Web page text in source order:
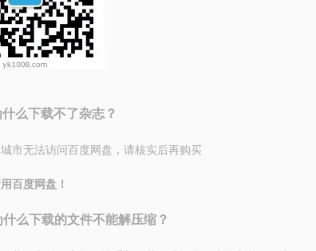
么下载不了杂志？
市无法访问百度网盘，请核实后再购买
百度网盘！
么下载的文件不能解压缩？